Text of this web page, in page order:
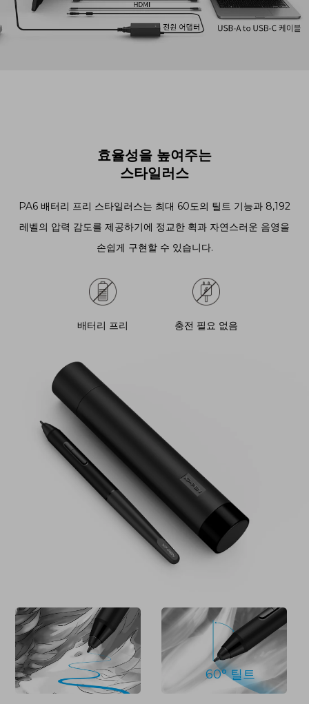
효율성을 높여주는
스타일러스
PA6 배터리 프리 스타일러스는 최대 60도의 틸트 기능과 8,192
레벨의 압력 감도를 제공하기에 정교한 획과 자연스러운 음영을
손쉽게 구현할 수 있습니다.
배터리 프리 충전 필요 없음
60° 틸트